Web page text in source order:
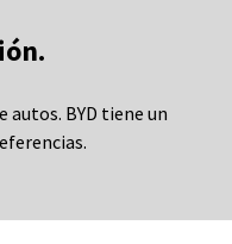
autos. BYD tiene un